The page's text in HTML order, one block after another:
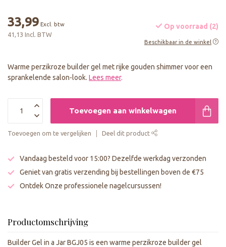
33,99 Excl. btw
41,13 Incl. BTW
Op voorraad (2)
Beschikbaar in de winkel
Warme perzikroze builder gel met rijke gouden shimmer voor een
sprankelende salon-look. Lees meer.
Toevoegen aan winkelwagen
Toevoegen om te vergelijken Deel dit product
Vandaag besteld voor 15:00? Dezelfde werkdag verzonden
Geniet van gratis verzending bij bestellingen boven de €75
Ontdek Onze professionele nagelcursussen!
Productomschrijving
Builder Gel in a Jar BGJ05 is een warme perzikroze builder gel